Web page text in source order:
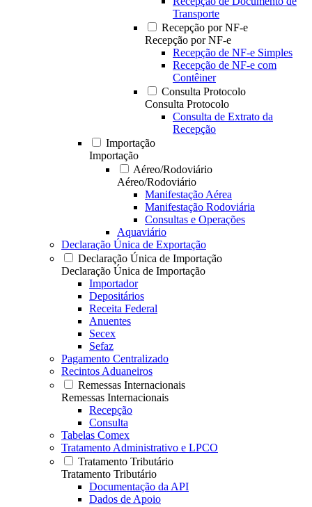
Transporte
Recepção por NF-e
Recepção por NF-e
Recepção de NF-e Simples
Recepção de NF-e com
Contêiner
Consulta Protocolo
Consulta Protocolo
Consulta de Extrato da
Recepção
Importação
Importação
Aéreo/Rodoviário
Aéreo/Rodoviário
Manifestação Aérea
Manifestação Rodoviária
Consultas e Operações
Aquaviário
Declaração Única de Exportação
Declaração Única de Importação
Declaração Única de Importação
Importador
Depositários
Receita Federal
Anuentes
Secex
Sefaz
Pagamento Centralizado
Recintos Aduaneiros
Remessas Internacionais
Remessas Internacionais
Recepção
Consulta
Tabelas Comex
Tratamento Administrativo e LPCO
Tratamento Tributário
Tratamento Tributário
Documentação da API
Dados de Apoio